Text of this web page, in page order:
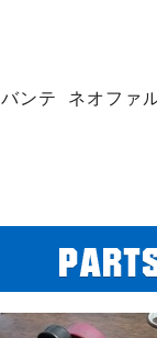
ンテ  ネオファ